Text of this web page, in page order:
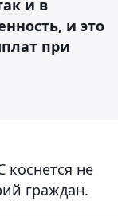
и в
и это
при
не
граждан.